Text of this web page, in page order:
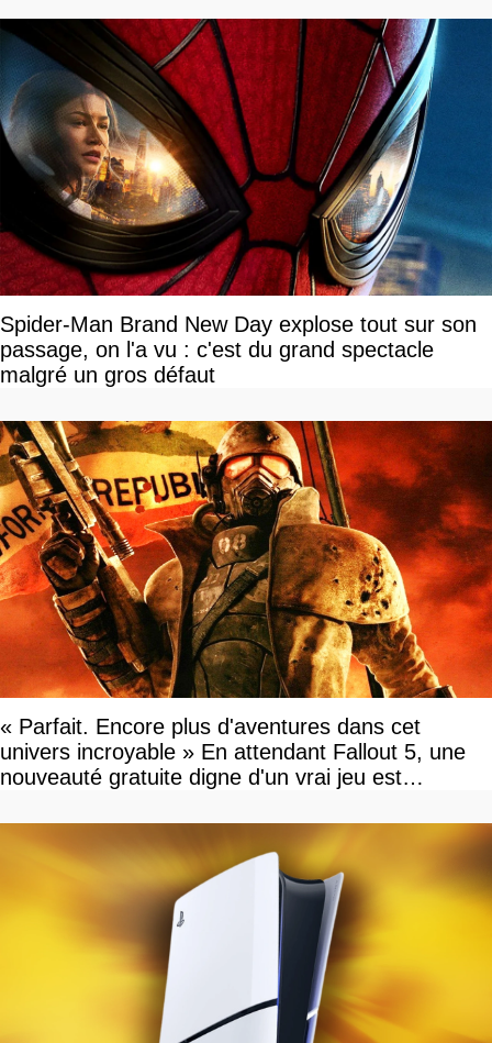
Spider-Man Brand New Day explose tout sur son
passage, on l'a vu : c'est du grand spectacle
malgré un gros défaut
« Parfait. Encore plus d'aventures dans cet
univers incroyable » En attendant Fallout 5, une
nouveauté gratuite digne d'un vrai jeu est